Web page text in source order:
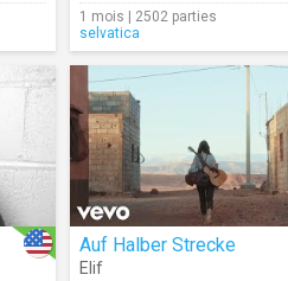
1 mois | 2502 parties
selvatica
Auf Halber Strecke
Elif